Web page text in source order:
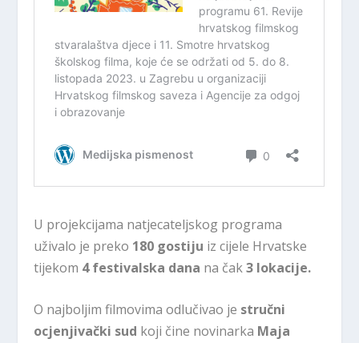
U projekcijama natjecateljskog programa
uživalo je preko 180 gostiju iz cijele Hrvatske
tijekom 4 festivalska dana na čak3 lokacije.
O najboljim filmovima odlučivao je stručni
ocjenjivački sud koji čine novinarka Maja